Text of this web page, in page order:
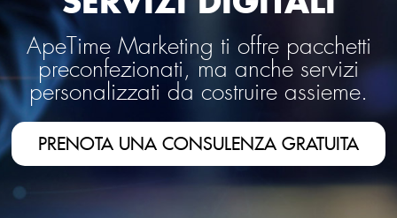
ApeTime Marketing ti offre pacchetti
preconfezionati, ma anche servizi
personalizzati da costruire assieme.
PRENOTA UNA CONSULENZA GRATUITA